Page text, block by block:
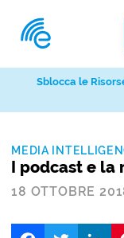
MEDIA
I podcast e
18 OTTOBRE
FacebookTwitter
Sblocca le